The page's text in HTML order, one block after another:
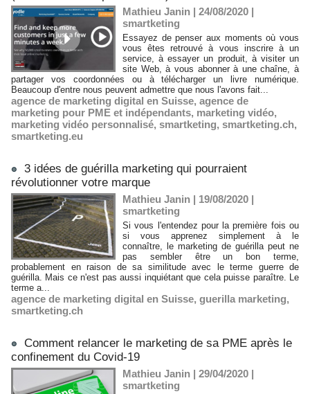
Mathieu Janin | 24/08/2020 |
smartketing
Essayez de penser aux moments où vous
vous êtes retrouvé à vous inscrire à un
service, à essayer un produit, à visiter un
site Web, à vous abonner à une chaîne, à
partager vos coordonnées ou à télécharger un livre numérique.
Beaucoup d'entre nous peuvent admettre que nous l'avons fait...
agence de marketing digital en Suisse, agence de
marketing pour PME et indépendants, marketing vidéo,
marketing vidéo personnalisé, smartketing, smartketing.ch,
smartketing.eu
3 idées de guérilla marketing qui pourraient
révolutionner votre marque
Mathieu Janin | 19/08/2020 |
smartketing
Si vous l'entendez pour la première fois ou
si vous apprenez simplement à le
connaître, le marketing de guérilla peut ne
pas sembler être un bon terme,
probablement en raison de sa similitude avec le terme guerre de
guérilla. Mais ce n'est pas aussi inquiétant que cela puisse paraître. Le
terme a...
agence de marketing digital en Suisse, guerilla marketing,
smartketing.ch
Comment relancer le marketing de sa PME après le
confinement du Covid-19
Mathieu Janin | 29/04/2020 |
smartketing